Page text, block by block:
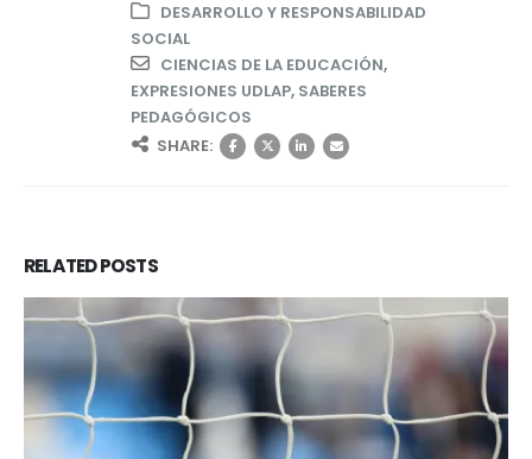
DESARROLLO Y RESPONSABILIDAD
SOCIAL
CIENCIAS DE LA EDUCACIÓN,
EXPRESIONES UDLAP, SABERES
PEDAGÓGICOS
SHARE:
RELATEDPOSTS